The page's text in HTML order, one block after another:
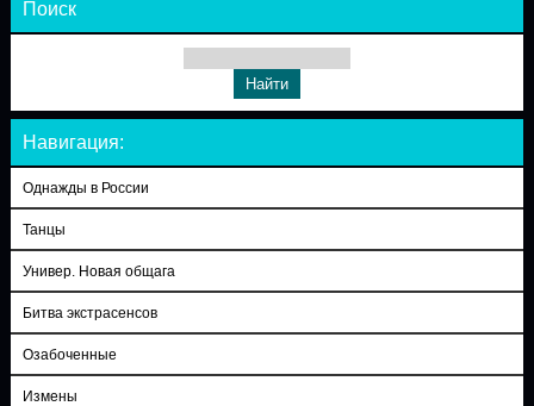
Поиск
Навигация:
Однажды в России
Танцы
Универ. Новая общага
Битва экстрасенсов
Озабоченные
Измены